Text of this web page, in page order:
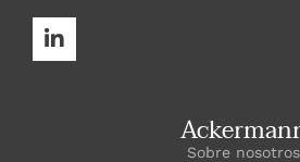
Sobre nosotros